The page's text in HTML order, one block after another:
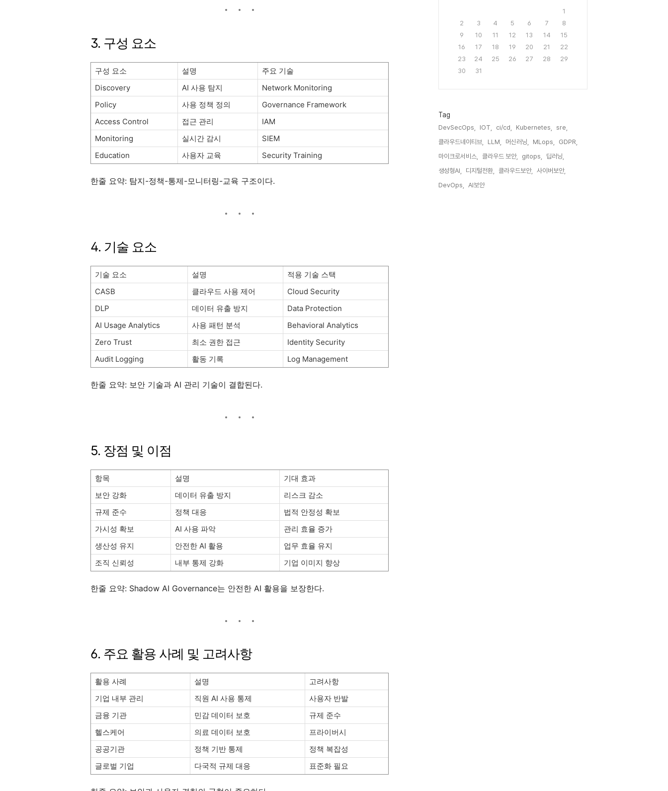
3. 구성 요소
구성 요소 설명
주요 기술
Discovery
AI 사용 탐지
Network Monitoring
Policy
사용 정책 정의
Governance Framework
Access Control
접근 관리
IAM
Monitoring
실시간 감시
SIEM
Education
사용자 교육 Security Training
한줄 요약: 탐지-정책-통제-모니터링-교육 구조이다.
4. 기술 요소
기술 요소 설명
적용 기술 스택
CASB
클라우드 사용 제어
Cloud Security
DLP
데이터 유출 방지
Data Protection
AI Usage Analytics
사용 패턴 분석
Behavioral Analytics
Zero Trust
최소 권한 접근
Identity Security
Audit Logging
활동 기록 Log Management
한줄 요약: 보안 기술과 AI 관리 기술이 결합된다.
5. 장점 및 이점
항목 설명
기대 효과
보안 강화
데이터 유출 방지
리스크 감소
규제 준수
정책 대응
법적 안정성 확보
가시성 확보
AI 사용 파악
관리 효율 증가
생산성 유지
안전한 AI 활용
업무 효율 유지
조직 신뢰성
내부 통제 강화 기업 이미지 향상
한줄 요약: Shadow AI Governance는 안전한 AI 활용을 보장한다.
6. 주요 활용 사례 및 고려사항
활용 사례 설명
고려사항
기업 내부 관리
직원 AI 사용 통제
사용자 반발
금융 기관
민감 데이터 보호
규제 준수
헬스케어
의료 데이터 보호
프라이버시
공공기관
정책 기반 통제
정책 복잡성
글로벌 기업
다국적 규제 대응 표준화 필요
1
2
3 4 5 6 7
8
9
10 11 12 13 14
15
16
17 18 19 20 21
22
23
24 25 26 27 28
29
30
31
Tag
DevSecOps, IOT, ci/cd, Kubernetes,
sre,
클라우드네이티브,
LLM, 머신러닝, MLops,
GDPR,
마이크로서비스,
클라우드 보안, gitops,
딥러닝,
생성형AI,
디지털전환, 클라우드보안,
사이버보안,
DevOps,
AI보안,